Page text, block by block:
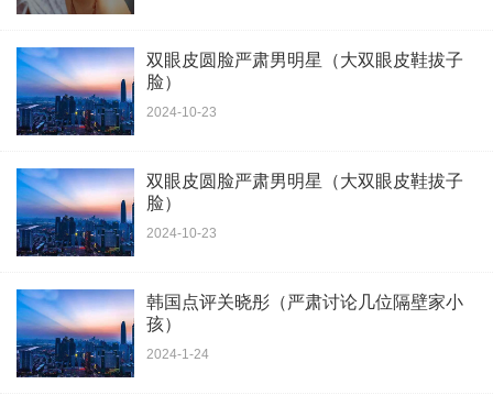
双眼皮圆脸严肃男明星（大双眼皮鞋拔子
脸）
2024-10-23
双眼皮圆脸严肃男明星（大双眼皮鞋拔子
脸）
2024-10-23
韩国点评关晓彤（严肃讨论几位隔壁家小
孩）
2024-1-24